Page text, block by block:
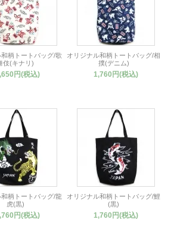
柄トートバッグ/歌
伎(キナリ)
円(税込)
オリジナル和柄トートバッグ/相
撲(デニム)
1,760円(税込)
柄トートバッグ/龍
虎(黒)
円(税込)
オリジナル和柄トートバッグ/鯉
(黒)
1,760円(税込)